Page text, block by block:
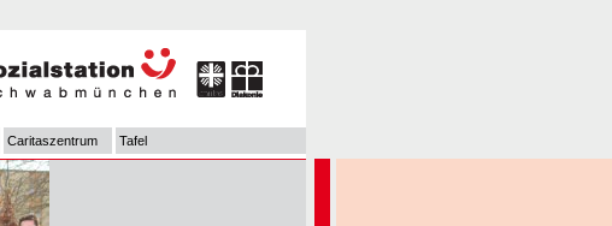
Caritaszentrum Tafel